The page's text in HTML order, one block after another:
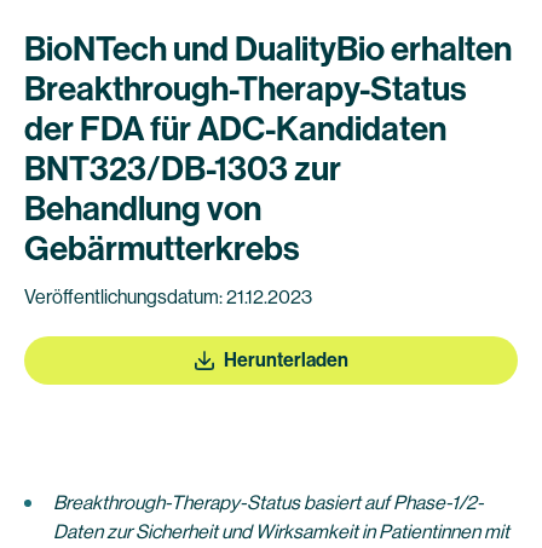
BioNTech und DualityBio erhalten
Breakthrough-Therapy-Status
der FDA für ADC-Kandidaten
BNT323/DB-1303 zur
Behandlung von
Gebärmutterkrebs
Veröffentlichungsdatum: 21.12.2023
Herunterladen
Breakthrough-Therapy-Status basiert auf Phase-1/2-
Daten zur Sicherheit und Wirksamkeit in Patientinnen mit